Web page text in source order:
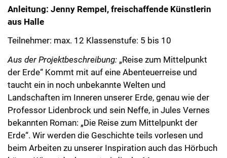
Anleitung: Jenny Rempel, freischaffende Künstlerin
aus Halle
Teilnehmer: max. 12 Klassenstufe: 5 bis 10
Aus der Projektbeschreibung: „Reise zum Mittelpunkt
der Erde“ Kommt mit auf eine Abenteuerreise und
taucht ein in noch unbekannte Welten und
Landschaften im Inneren unserer Erde, genau wie der
Professor Lidenbrock und sein Neffe, in Jules Vernes
bekannten Roman: „Die Reise zum Mittelpunkt der
Erde“. Wir werden die Geschichte teils vorlesen und
beim Arbeiten zu unserer Inspiration auch das Hörbuch